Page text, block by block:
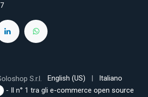
S.r.l. English (US) |
Italiano
- Il n° 1 tra glie-commerce open source